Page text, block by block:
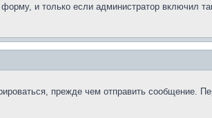
и только если администратор включил
прежде чем отправить сообщение.